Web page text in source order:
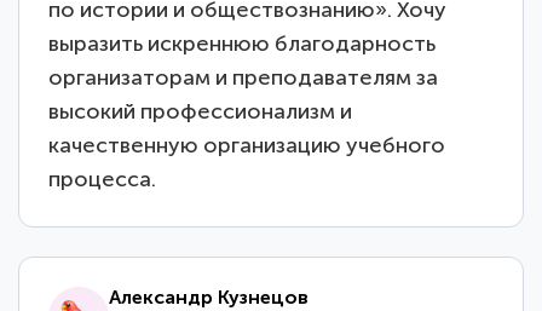
по истории и обществознанию». Хочу
выразить искреннюю благодарность
организаторам и преподавателям за
высокий профессионализм и
качественную организацию учебного
процесса.
Александр Кузнецов